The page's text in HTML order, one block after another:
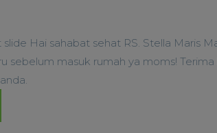
Hai sahabat sehat RS. Stella Maris
sebelum masuk rumah ya moms!